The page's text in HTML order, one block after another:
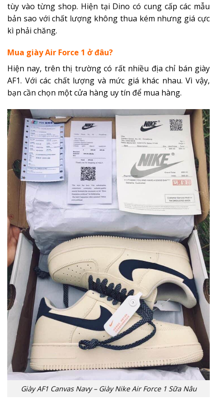
tùy vào từng shop. Hiện tại Dino có cung cấp các mẫu
bản sao với chất lượng không thua kém nhưng giá cực
kì phải chăng.
Mua giày Air Force 1 ở đâu?
Hiện nay, trên thị trường có rất nhiều địa chỉ bán giày
AF1. Với các chất lượng và mức giá khác nhau. Vì vậy,
bạn cần chọn một cửa hàng uy tín để mua hàng.
Giày AF1 Canvas Navy – Giày Nike Air Force 1 Sữa Nâu